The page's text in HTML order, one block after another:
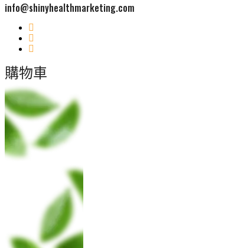
info@shinyhealthmarketing.com
購物車